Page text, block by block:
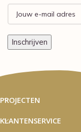
PROJECTEN
KLANTENSERVICE